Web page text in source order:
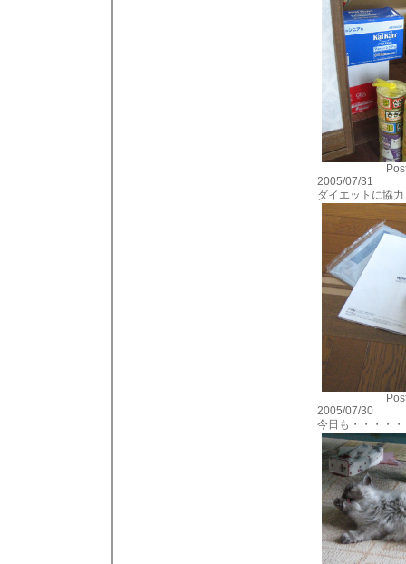
2005/07/31
ダイエットに協
2005/07/30
今日も・・・・・